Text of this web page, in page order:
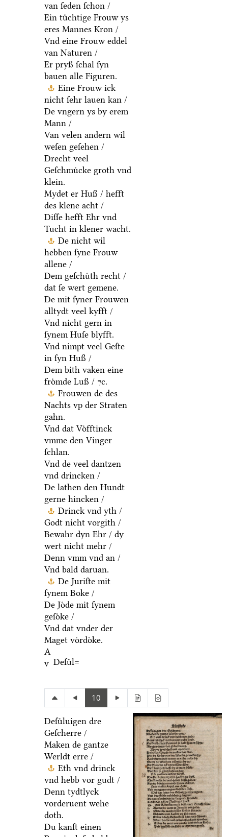
van ſeden ſchon /
Ein tuͤchtige Frouw ys
eres Mannes Kron /
Vnd eine Frouw eddel
van Naturen /
Er pryß ſchal ſyn
bauen alle Figuren.
Eine Frouw ick
nicht ſehr lauen kan /
De vngern ys by erem
Mann /
Van velen andern wil
weſen geſehen /
Drecht veel
Geſchmuͤcke groth vnd
klein.
Mydet er Huß / hefft
des klene acht /
Diſſe hefft Ehr vnd
Tucht in klener wacht.
De nicht wil
hebben ſyne Frouw
allene /
Dem geſchuͤth recht /
dat ſe wert gemene.
De mit ſyner Frouwen
alltydt veel kyfft /
Vnd nicht gern in
ſynem Huſe blyfft.
Vnd nimpt veel Geſte
in ſyn Huß /
Dem bith vaken eine
froͤmde Luß / ⁊c.
Frouwen de des
Nachts vp der Straten
gahn.
Vnd dat Voͤfftinck
vmme den Vinger
ſchlan.
Vnd de veel dantzen
vnd drincken /
De lathen den Hundt
gerne hincken /
Drinck vnd yth /
Godt nicht vorgith /
Bewahr dyn Ehr / dy
wert nicht mehr /
Denn vmm vnd an /
Vnd bald daruan.
De Juriſte mit
ſynem Boke /
De Joͤde mit ſynem
geſoͤke /
Vnd dat vnder der
Maget voͤrdoͤke.
A
v Deſuͤl=
10
Deſuͤluigen dre
Geſcherre /
Maken de gantze
Werldt erre /
Eth vnd drinck
vnd hebb vor gudt /
Denn tydtlyck
vorderuent wehe
doth.
Du kanſt einen